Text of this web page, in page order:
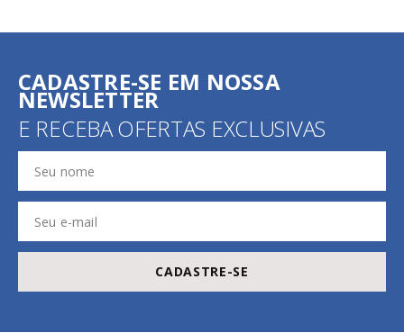
CADASTRE-SE EM NOSSA
NEWSLETTER
E RECEBA OFERTAS EXCLUSIVAS
CADASTRE-SE